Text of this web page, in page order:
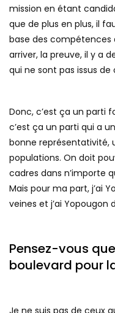
mission en étant
que de plus en plus, il
base des compétences
arriver, la preuve, il y a
qui ne sont pas issus
Donc, c’est ça un parti
c’est ça un parti qui a
bonne représentativité,
populations. On doit
cadres dans n’importe
Mais pour ma part, j’ai
veines et j’ai Yopougon
Pensez-vous
boulevard pour
Je ne suis pas de ceux